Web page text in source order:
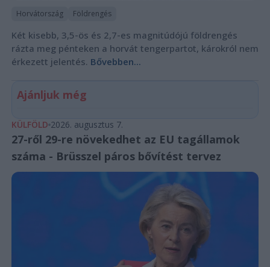
Horvátország Földrengés
Két kisebb, 3,5-ös és 2,7-es magnitúdójú földrengés
rázta meg pénteken a horvát tengerpartot, károkról nem
érkezett jelentés. Bővebben...
Ajánljuk még
KÜLFÖLD 2026. augusztus 7.
27-ről 29-re növekedhet az EU tagállamok
száma - Brüsszel páros bővítést tervez